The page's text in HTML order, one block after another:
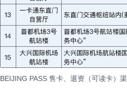
BEIJING PASS 售卡、退资（可读卡）